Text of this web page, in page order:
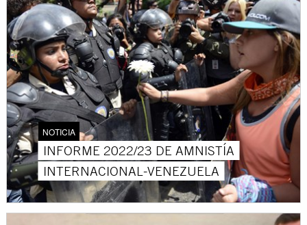
NOTICIA
INFORME 2022/23 DE AMNISTÍA
INTERNACIONAL-VENEZUELA